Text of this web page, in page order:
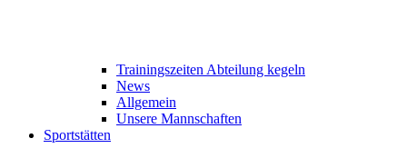
Trainingszeiten Abteilung kegeln
News
Allgemein
Unsere Mannschaften
Sportstätten